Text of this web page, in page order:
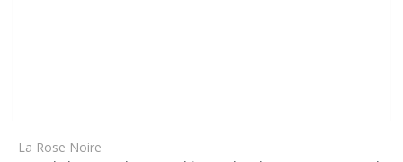
La Rose Noire